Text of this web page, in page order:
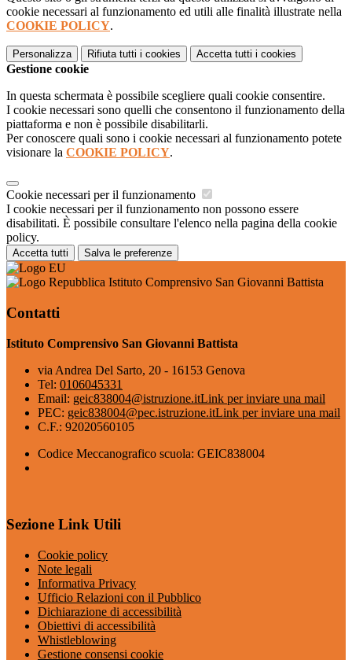
cookie necessari al funzionamento ed utili alle finalità illustrate nella
COOKIE POLICY.
Personalizza Rifiuta tutti i cookies Accetta tutti i cookies
Gestione cookie
In questa schermata è possibile scegliere quali cookie consentire.
I cookie necessari sono quelli che consentono il funzionamento della
piattaforma e non è possibile disabilitarli.
Per conoscere quali sono i cookie necessari al funzionamento potete
visionare la COOKIE POLICY.
Cookie necessari per il funzionamento
I cookie necessari per il funzionamento non possono essere
disabilitati. È possibile consultare l'elenco nella pagina della cookie
policy.
Accetta tutti Salva le preferenze
Istituto Comprensivo San Giovanni Battista
Contatti
Istituto Comprensivo San Giovanni Battista
via Andrea Del Sarto, 20 - 16153 Genova
Tel: 0106045331
Email: geic838004@istruzione.itLink per inviare una mail
PEC: geic838004@pec.istruzione.itLink per inviare una mail
C.F.: 92020560105
Codice Meccanografico scuola: GEIC838004
Sezione Link Utili
Cookie policy
Note legali
Informativa Privacy
Ufficio Relazioni con il Pubblico
Dichiarazione di accessibilità
Obiettivi di accessibilità
Whistleblowing
Gestione consensi cookie